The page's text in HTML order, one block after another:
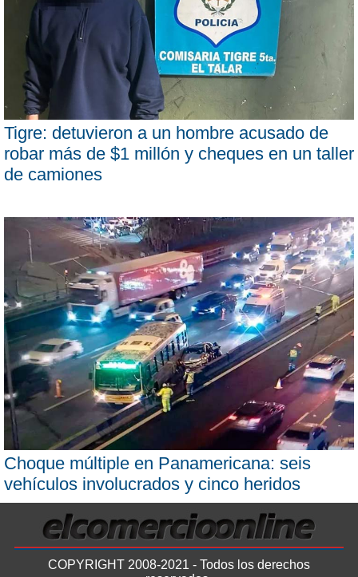
Tigre: detuvieron a un hombre acusado de
robar más de $1 millón y cheques en un taller
de camiones
Choque múltiple en Panamericana: seis
vehículos involucrados y cinco heridos
COPYRIGHT 2008-2021 - Todos los derechos